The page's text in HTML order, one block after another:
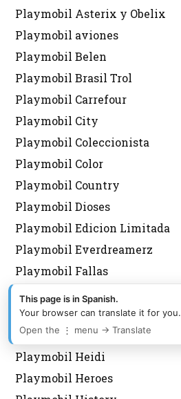
Playmobil Asterix y Obelix
Playmobil aviones
Playmobil Belen
Playmobil Brasil Trol
Playmobil Carrefour
Playmobil City
Playmobil Coleccionista
Playmobil Color
Playmobil Country
Playmobil Dioses
Playmobil Edicion Limitada
Playmobil Everdreamerz
Playmobil Fallas
Playmobil Fútbol
Playmobil Grecia Lyra
Playmobil Griegos
Playmobil Heidi
Playmobil Heroes
This page is in Spanish.
Your browser can translate it for you.
Open the ⋮ menu → Translate